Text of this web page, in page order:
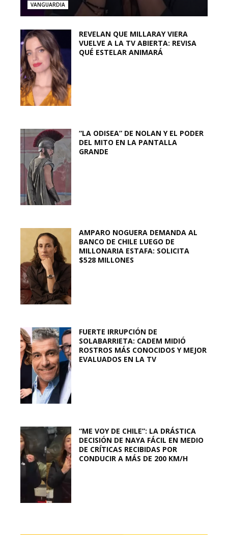
VANGUARDIA
REVELAN QUE MILLARAY VIERA
VUELVE A LA TV ABIERTA: REVISA
QUÉ ESTELAR ANIMARÁ
“LA ODISEA” DE NOLAN Y EL PODER
DEL MITO EN LA PANTALLA
GRANDE
AMPARO NOGUERA DEMANDA AL
BANCO DE CHILE LUEGO DE
MILLONARIA ESTAFA: SOLICITA
$528 MILLONES
FUERTE IRRUPCIÓN DE
SOLABARRIETA: CADEM MIDIÓ
ROSTROS MÁS CONOCIDOS Y MEJOR
EVALUADOS EN LA TV
“ME VOY DE CHILE”: LA DRÁSTICA
DECISIÓN DE NAYA FÁCIL EN MEDIO
DE CRÍTICAS RECIBIDAS POR
CONDUCIR A MÁS DE 200 KM/H